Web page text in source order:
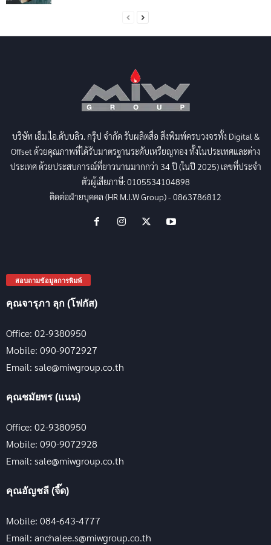
บริษัท เอ็ม.ไอ.ดับบลิว. กรุ๊ป จำกัด รับผลิตสื่อ สิ่งพิมพ์ครบวงจรทั้ง Digital &
Offset ด้วยคุณภาพที่ได้รับมาตรฐานระดับเหรียญทอง ทั้งในประเทศและต่าง
ประเทศ ด้วยประสบการณ์ที่ยาวนานมากกว่า 34 ปี (ในปี 2025) เลขที่ประจำ
ตัวผู้เสียภาษี: 0105534104898
ติดต่อฝ่ายบุคคล (HR M.I.W Group) - 0863786812
สอบถามข้อมูลการพิมพ์
คุณจารุภา ลุก (โฟกัส)
Office: 02-9380950
Mobile: 090-9072927
Email: sale@miwgroup.co.th
คุณชมัยพร (แนน)
Office: 02-9380950
Mobile: 090-9072928
Email: sale@miwgroup.co.th
คุณอัญชลี (จี๊ด)
Mobile: 084-643-4777
Email: anchalee.s@miwgroup.co.th